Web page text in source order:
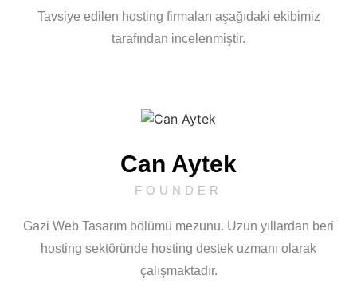
Tavsiye edilen hosting firmaları aşağıdaki ekibimiz
tarafından incelenmiştir.
Can Aytek
FOUNDER
Gazi Web Tasarım bölümü mezunu. Uzun yıllardan beri
hosting sektöründe hosting destek uzmanı olarak
çalışmaktadır.